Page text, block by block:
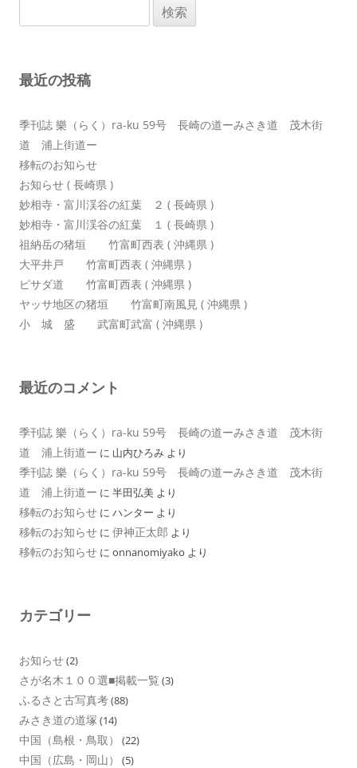
ョ
索:
最近の投稿
季刊誌 樂（らく）ra-ku 59号 長崎の道ーみさき道 茂木街
道 浦上街道ー
移転のお知らせ
お知らせ ( 長崎県 )
妙相寺・富川渓谷の紅葉 ２ ( 長崎県 )
妙相寺・富川渓谷の紅葉 １ ( 長崎県 )
祖納岳の猪垣 竹富町西表 ( 沖縄県 )
大平井戸 竹富町西表 ( 沖縄県 )
ピサダ道 竹富町西表 ( 沖縄県 )
ヤッサ地区の猪垣 竹富町南風見 ( 沖縄県 )
小 城 盛 武富町武富 ( 沖縄県 )
最近のコメント
季刊誌 樂（らく）ra-ku 59号 長崎の道ーみさき道 茂木街
道 浦上街道ー に 山内ひろみ より
季刊誌 樂（らく）ra-ku 59号 長崎の道ーみさき道 茂木街
道 浦上街道ー に 半田弘美 より
移転のお知らせ に ハンター より
移転のお知らせ に 伊神正太郎 より
移転のお知らせ に onnanomiyako より
カテゴリー
お知らせ(2)
さが名木１００選■掲載一覧 (3)
ふるさと古写真考(88)
みさき道の道塚 (14)
中国（島根・鳥取） (22)
中国（広島・岡山） (5)